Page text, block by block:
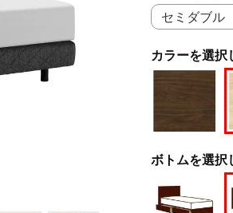
カラーを選択
ボトムを選択